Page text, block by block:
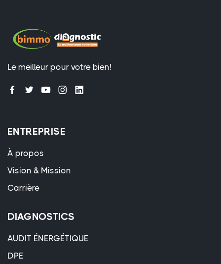
Le meilleur pour votre bien!
ENTREPRISE
À propos
Vision & Mission
Carrière
DIAGNOSTICS
AUDIT ÉNERGÉTIQUE
DPE